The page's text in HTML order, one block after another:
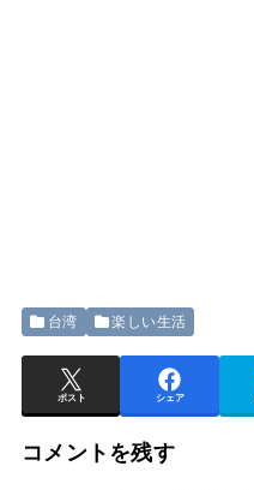
台湾 楽しい生活
ポスト シェア
コメントを残す